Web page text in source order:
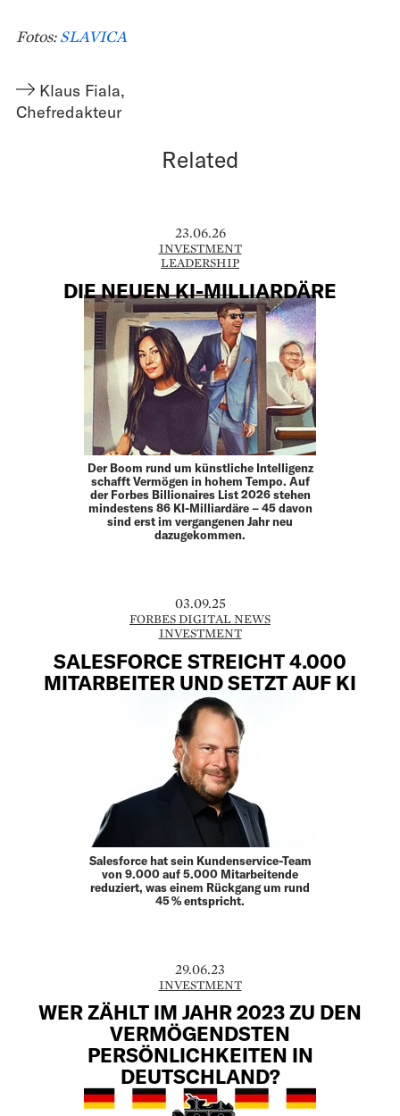
Fotos:SLAVICA
Klaus Fiala,
Chefredakteur
Related
23.06.26
INVESTMENT
LEADERSHIP
DIE NEUEN KI-MILLIARDÄRE
Der Boom rund um künstliche Intelligenz
schafft Vermögen in hohem Tempo. Auf
der Forbes Billionaires List 2026 stehen
mindestens 86 KI-Milliardäre – 45 davon
sind erst im vergangenen Jahr neu
dazugekommen.
03.09.25
FORBES DIGITAL NEWS
INVESTMENT
SALESFORCE STREICHT 4.000
MITARBEITER UND SETZT AUF KI
Salesforce hat sein Kundenservice-Team
von 9.000 auf 5.000 Mitarbeitende
reduziert, was einem Rückgang um rund
45 % entspricht.
29.06.23
INVESTMENT
WER ZÄHLT IM JAHR 2023 ZU DEN
VERMÖGENDSTEN
PERSÖNLICHKEITEN IN
DEUTSCHLAND?